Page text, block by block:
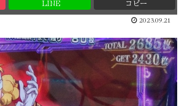
LINE コピー
2023.09.21